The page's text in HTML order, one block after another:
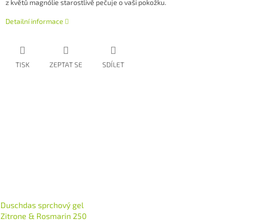
z květů magnólie starostlivě pečuje o vaši pokožku.
Detailní informace
TISK ZEPTAT SE SDÍLET
Duschdas sprchový gel
Zitrone & Rosmarin 250